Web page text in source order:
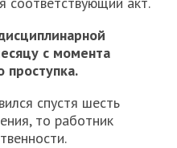
с момента
проступка.
спустя шесть
то работник